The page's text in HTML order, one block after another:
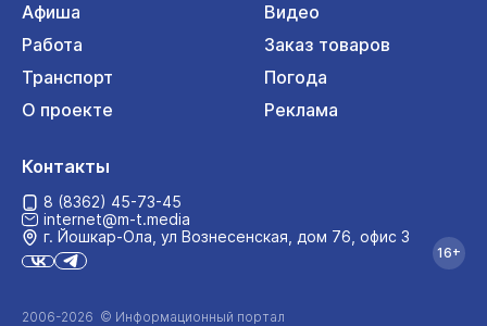
Афиша
Видео
Работа
Заказ товаров
Транспорт
Погода
О проекте
Реклама
2006-2026 © Информационный портал
Контакты
8 (8362) 45-73-45
internet@m-t.media
г. Йошкар‑Ола, ул Вознесенская, дом 76, офис 3
16+